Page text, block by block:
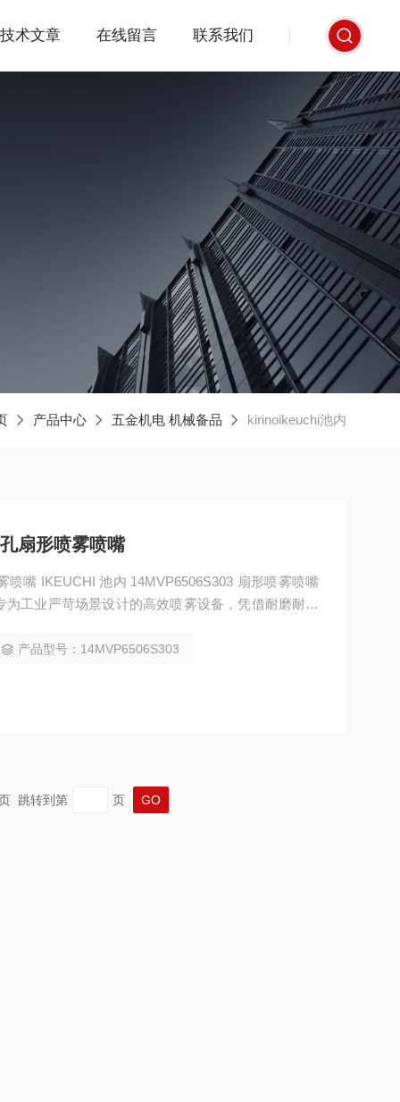
技术文章 在线留言 联系我们
产品中心 五金机电 机械备品 kirinoikeuchi池内
扇形喷雾喷嘴
喷嘴 IKEUCHI 池内 14MVP6506S303 扇形喷雾喷嘴
为工业严苛场景设计的高效喷雾设备，凭借耐磨耐腐
达 7 级，耐磨性是不锈钢的 20-30 倍，即便长期喷
产品型号：14MVP6506S303
跳转到第 页